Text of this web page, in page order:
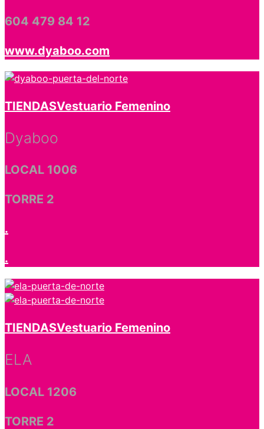
604 479 84 12
www.dyaboo.com
TIENDASVestuario Femenino
Dyaboo
LOCAL 1006
TORRE 2
.
.
TIENDASVestuario Femenino
ELA
LOCAL 1206
TORRE 2